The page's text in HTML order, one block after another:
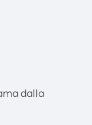
dalla